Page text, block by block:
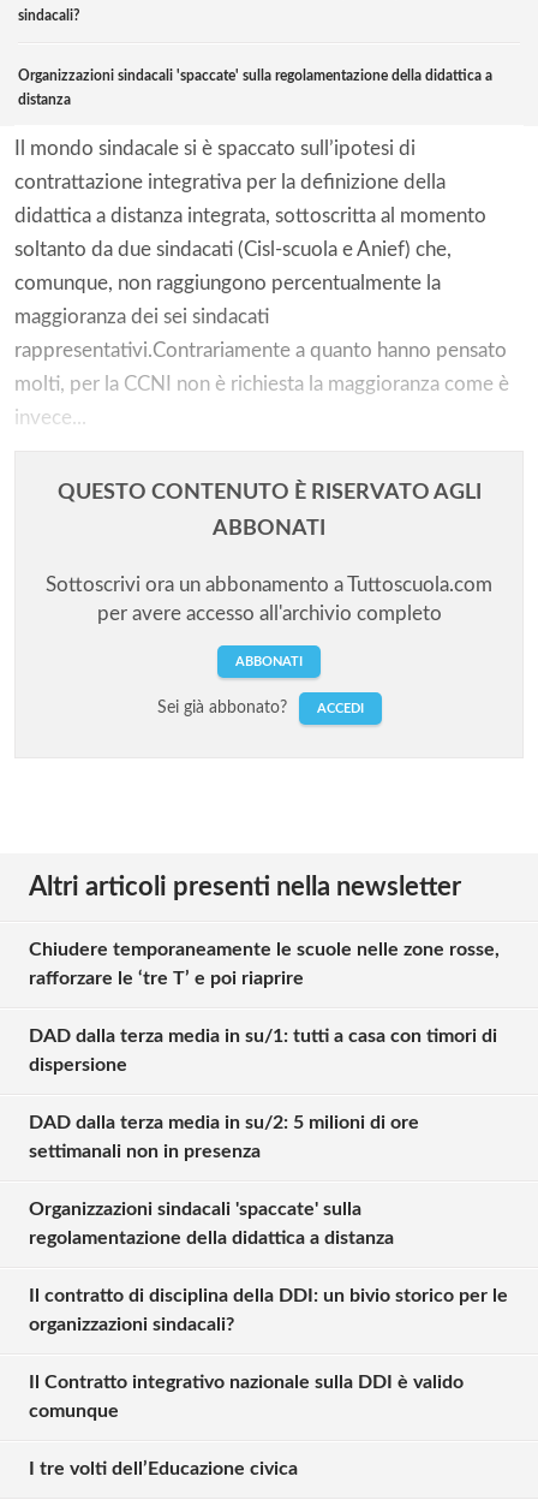
sindacali?
Organizzazioni sindacali 'spaccate' sulla regolamentazione della didattica a
distanza
Il mondo sindacale si è spaccato sull’ipotesi di
contrattazione integrativa per la definizione della
didattica a distanza integrata, sottoscritta al momento
soltanto da due sindacati (Cisl-scuola e Anief) che,
comunque, non raggiungono percentualmente la
maggioranza dei sei sindacati
rappresentativi.Contrariamente a quanto hanno pensato
molti, per la CCNI non è richiesta la maggioranza come è
invece...
QUESTO CONTENUTO È RISERVATO AGLI
ABBONATI
Sottoscrivi ora un abbonamento a Tuttoscuola.com
per avere accesso all'archivio completo
ABBONATI
Sei già abbonato? ACCEDI
Altri articoli presenti nella newsletter
Chiudere temporaneamente le scuole nelle zone rosse,
rafforzare le ‘tre T’ e poi riaprire
DAD dalla terza media in su/1: tutti a casa con timori di
dispersione
DAD dalla terza media in su/2: 5 milioni di ore
settimanali non in presenza
Organizzazioni sindacali 'spaccate' sulla
regolamentazione della didattica a distanza
Il contratto di disciplina della DDI: un bivio storico per le
organizzazioni sindacali?
Il Contratto integrativo nazionale sulla DDI è valido
comunque
I tre volti dell’Educazione civica